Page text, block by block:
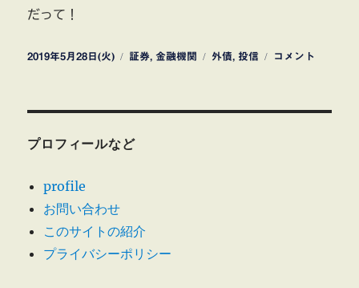
だって！
投
2019年5月28日(火)
カ
証券,金融機関
タ
外債, 投信
銀
コメント
プロフィールなど
profile
お問い合わせ
このサイトの紹介
プライバシーポリシー